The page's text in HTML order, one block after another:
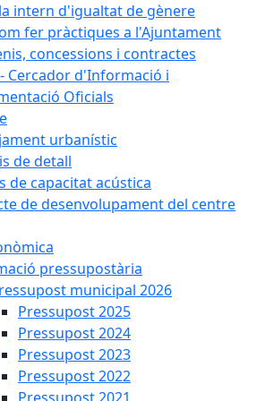
intern d'igualtat de gènere
fer pràctiques a l'Ajuntament
concessions i contractes
Cercador d'Informació i
Oficials
urbanístic
de detall
de capacitat acústica
de desenvolupament del centre
pressupostària
municipal 2026
Pressupost 2025
Pressupost 2024
Pressupost 2023
Pressupost 2022